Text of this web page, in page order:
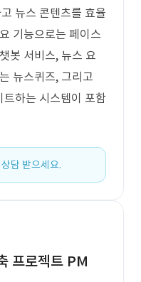
뉴스 콘텐츠를 효율
기능으로는 페이스
봇 서비스, 뉴스 요
뉴스퀴즈, 그리고
하는 시스템이 포함
담 받으세요.
프로젝트 PM